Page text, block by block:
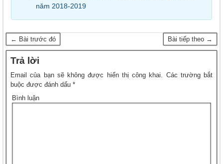
năm 2018-2019
← Bài trước đó Bài tiếp theo →
Trả lời
Email của bạn sẽ không được hiển thị công khai.
Các trường bắt
buộc được đánh dấu *
Bình luận